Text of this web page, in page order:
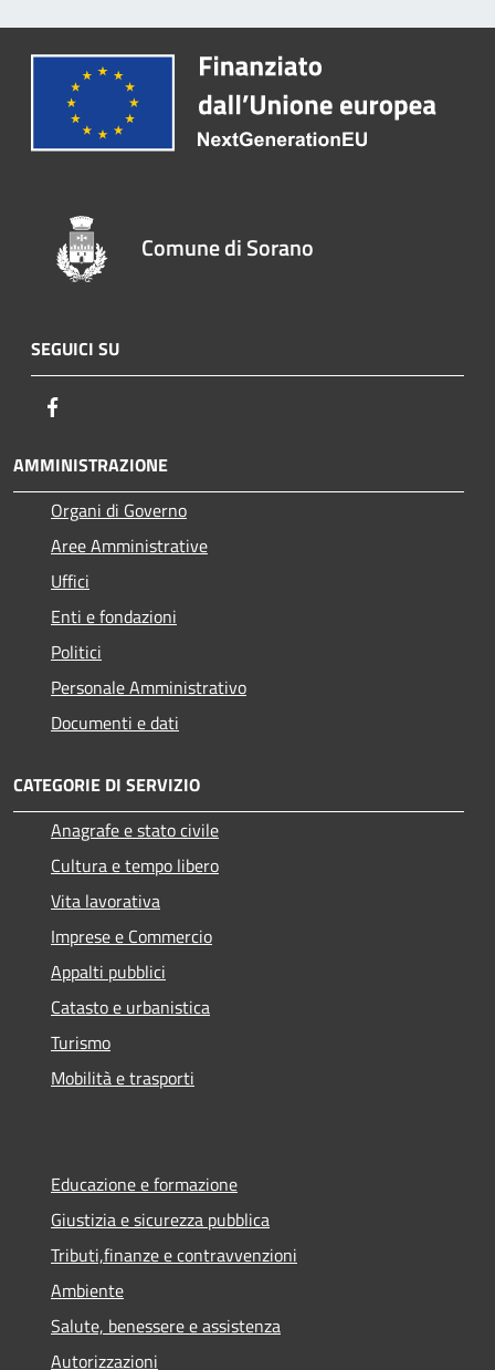
Comune di Sorano
SEGUICI SU
AMMINISTRAZIONE
Organi di Governo
Aree Amministrative
Uffici
Enti e fondazioni
Politici
Personale Amministrativo
Documenti e dati
CATEGORIE DI SERVIZIO
Anagrafe e stato civile
Cultura e tempo libero
Vita lavorativa
Imprese e Commercio
Appalti pubblici
Catasto e urbanistica
Turismo
Mobilità e trasporti
Educazione e formazione
Giustizia e sicurezza pubblica
Tributi,finanze e contravvenzioni
Ambiente
Salute, benessere e assistenza
Autorizzazioni